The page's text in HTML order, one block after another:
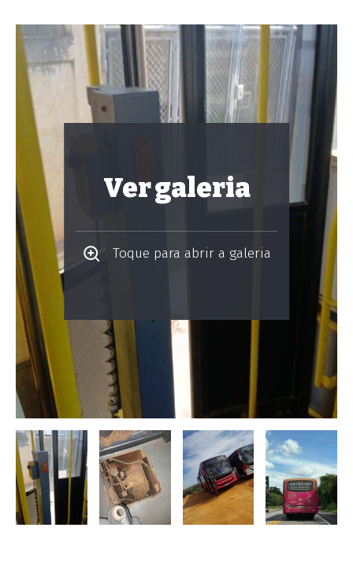
Ver galeria
Toque para abrir a galeria